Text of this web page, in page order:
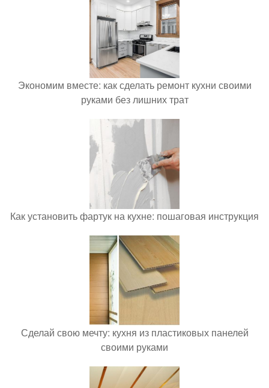
Экономим вместе: как сделать ремонт кухни своими
руками без лишних трат
Как установить фартук на кухне: пошаговая инструкция
Сделай свою мечту: кухня из пластиковых панелей
своими руками